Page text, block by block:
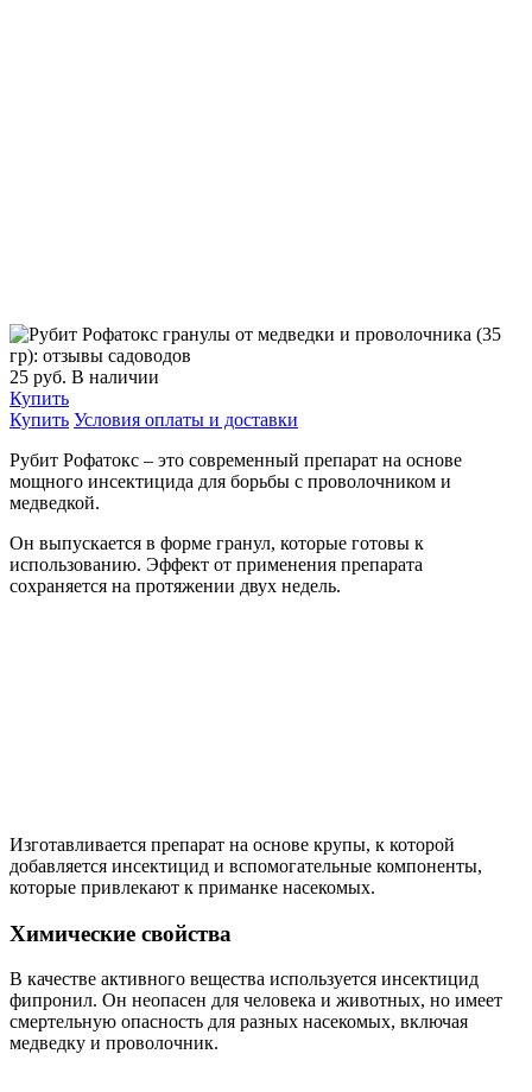
25 руб. В наличии
Купить
Купить Условия оплаты и доставки
Рубит Рофатокс – это современный препарат на основе
мощного инсектицида для борьбы с проволочником и
медведкой.
Он выпускается в форме гранул, которые готовы к
использованию. Эффект от применения препарата
сохраняется на протяжении двух недель.
Изготавливается препарат на основе крупы, к которой
добавляется инсектицид и вспомогательные компоненты,
которые привлекают к приманке насекомых.
Химические свойства
В качестве активного вещества используется инсектицид
фипронил. Он неопасен для человека и животных, но имеет
смертельную опасность для разных насекомых, включая
медведку и проволочник.